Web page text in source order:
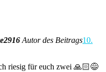
Autor des Beitrags10.
riesig für euch zwei 🙏🏻😅